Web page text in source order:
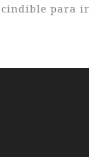
para